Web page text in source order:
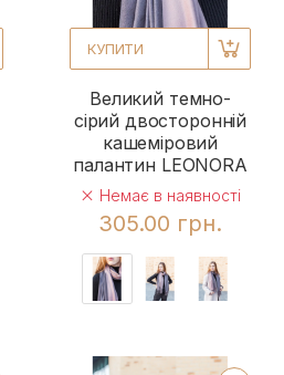
КУПИТИ
Великий темно-
сірий двосторонній
кашеміровий
палантин LEONORA
Немає в наявності
305.00 грн.